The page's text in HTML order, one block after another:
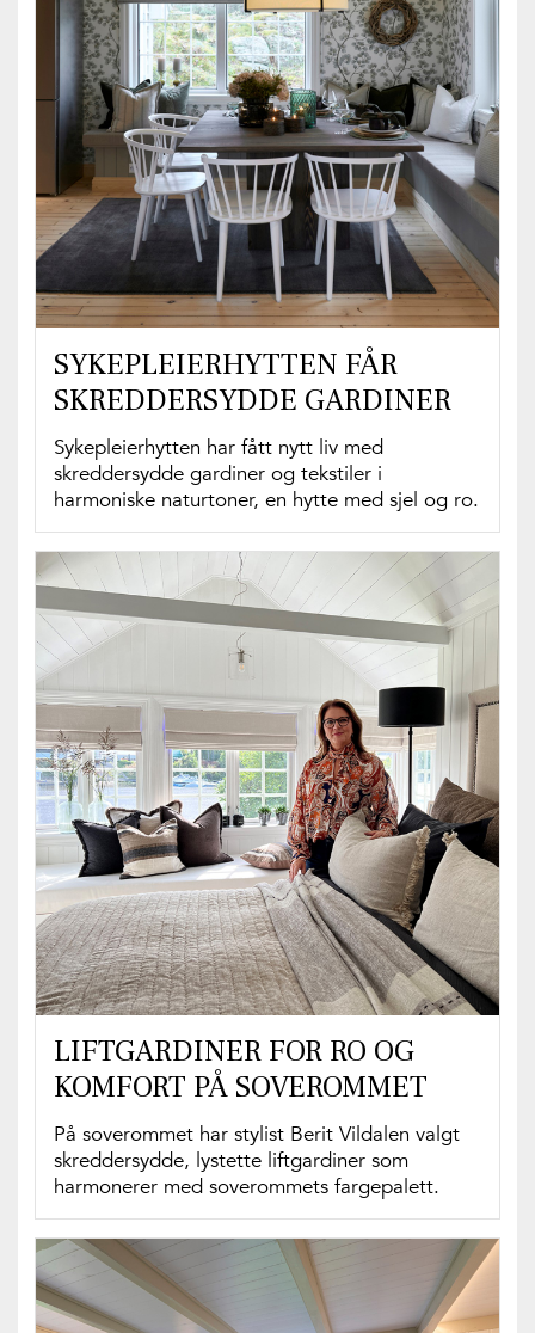
SYKEPLEIERHYTTEN FÅR
SKREDDERSYDDE GARDINER
Sykepleierhytten har fått nytt liv med
skreddersydde gardiner og tekstiler i
harmoniske naturtoner, en hytte med sjel og ro.
LIFTGARDINER FOR RO OG
KOMFORT PÅ SOVEROMMET
På soverommet har stylist Berit Vildalen valgt
skreddersydde, lystette liftgardiner som
harmonerer med soverommets fargepalett.